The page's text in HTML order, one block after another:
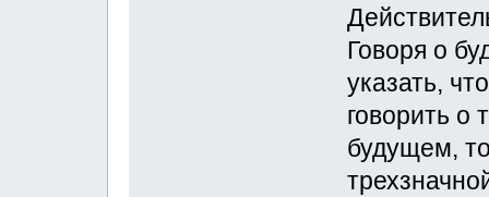
Говоря о
указать,
говорить о
будущем,